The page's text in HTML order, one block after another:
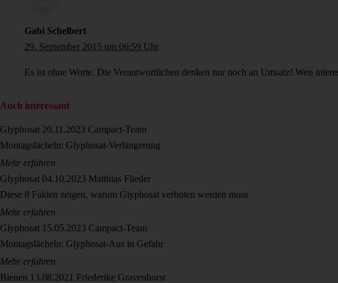
Gabi Schelbert
29. September 2015 um 06:59 Uhr
Es ist ohne Worte. Die Verantwortlichen denken nur noch an Umsatz! Wen
Auch interessant
Glyphosat 20.11.2023 Campact-Team
Montagslächeln: Glyphosat-Verlängerung
Mehr erfahren
Glyphosat 04.10.2023 Matthias Flieder
Diese 8 Fakten zeigen, warum Glyphosat verboten werden muss
Mehr erfahren
Glyphosat 15.05.2023 Campact-Team
Montagslächeln: Glyphosat-Aus in Gefahr
Mehr erfahren
Bienen 13.08.2021 Friederike Gravenhorst